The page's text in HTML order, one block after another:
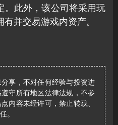
。此外，该公司将采用玩
并交易游戏内资产。
享，不对任何经验与投资进
守所有地区法律法规，不参
内容未经许可，禁止转载、
。